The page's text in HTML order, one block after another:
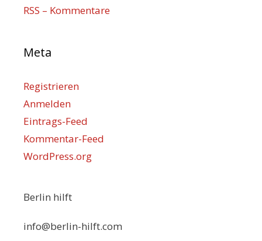
RSS – Kommentare
Meta
Registrieren
Anmelden
Eintrags-Feed
Kommentar-Feed
WordPress.org
Berlin hilft
info@berlin-hilft.com